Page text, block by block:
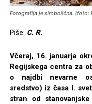
Fotografija je simbolična. (foto:
Piše: C. R.
Včeraj, 16. januarja
Regijskega centra za
o najdbi nevarne
sredstvo) iz časa I.
stran od